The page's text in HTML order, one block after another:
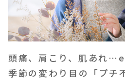
頭痛、肩こり、肌あれ
季節の変わり目の「プチ